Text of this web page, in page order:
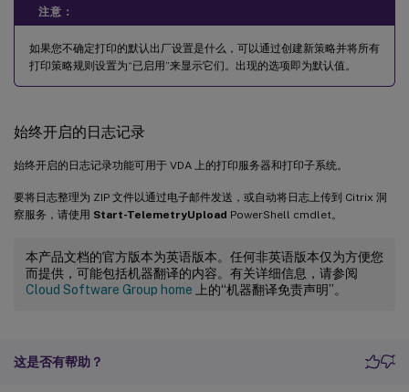
注意：
如果您不确定打印的默认出厂设置是什么，可以通过创建新策略并将所有
打印策略规则设置为“已启用”来显示它们。出现的选项即为默认值。
始终开启的日志记录
始终开启的日志记录功能可用于 VDA 上的打印服务器和打印子系统。
要将日志整理为 ZIP 文件以通过电子邮件发送，或自动将日志上传到 Citrix 洞
察服务，请使用 Start-TelemetryUpload PowerShell cmdlet。
本产品文档的官方版本为英语版本。任何非英语版本仅为方便您
而提供，可能包括机器翻译的内容。有关详细信息，请参阅
Cloud Software Group home 上的“机器翻译免责声明”。
这是否有帮助？